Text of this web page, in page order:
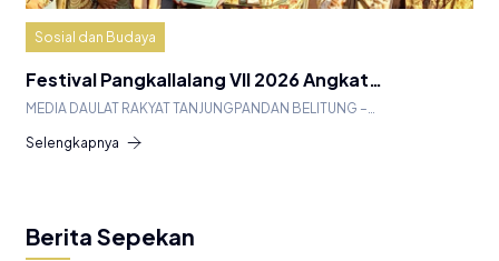
Sosial dan Budaya
Festival Pangkallalang VII 2026 Angkat…
MEDIA DAULAT RAKYAT TANJUNGPANDAN BELITUNG –…
Selengkapnya
Berita Sepekan